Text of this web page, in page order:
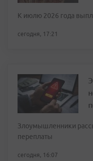
К июлю 2026 года
сегодня, 17:21
Злоумышленники
переплаты
сегодня, 16:07